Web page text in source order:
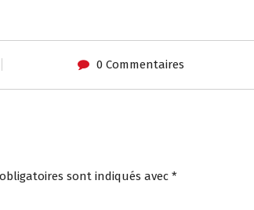
0 Commentaires
sont indiqués avec *